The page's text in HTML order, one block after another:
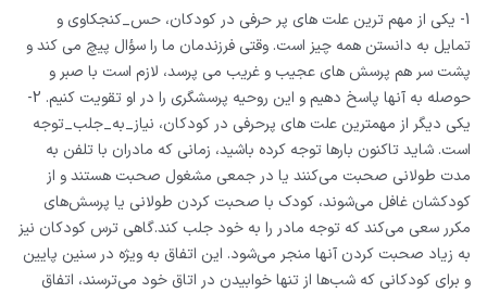
1- یکی از مهم ترین علت های پر حرفی در کودکان، حس_کنجکاوی و
تمایل به دانستن همه چیز است. وقتی فرزندمان ما را سؤال پیچ می کند و
پشت سر هم پرسش های عجیب و غریب می پرسد، لازم است با صبر و
حوصله به آنها پاسخ دهیم و این روحیه پرسشگری را در او تقویت کنیم.
2-
یکی دیگر از مهمترین علت های پرحرفی در کودکان، نیاز_به_جلب_توجه
است. شاید تاکنون بارها توجه کرده باشید، زمانی که مادران با تلفن به
مدت طولانی صحبت می‌کنند یا در جمعی مشغول صحبت هستند و از
کودکشان غافل می‌شوند، کودک با صحبت کردن طولانی یا پرسش‌های
مکرر سعی می‌کند که توجه مادر را به خود جلب کند.گاهی ترس کودکان نیز
به زیاد صحبت کردن آنها منجر می‌شود. این اتفاق به ویژه در سنین پایین
و برای کودکانی که شب‌ها از تنها خوابیدن در اتاق خود می‌ترسند، اتفاق